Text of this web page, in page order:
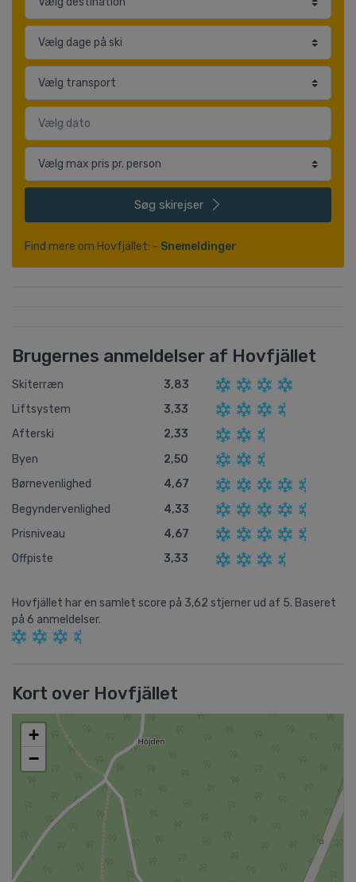
Søg skirejser
Find mere om Hovfjället: - Snemeldinger
Brugernes anmeldelser af Hovfjället
Skiterræn
3,83
Liftsystem
3,33
Afterski
2,33
Byen
2,50
Børnevenlighed
4,67
Begyndervenlighed
4,33
Prisniveau
4,67
Offpiste
3,33
Hovfjället har en samlet score på 3,62 stjerner ud af 5. Baseret
på 6 anmeldelser.
Kort over Hovfjället
+
−